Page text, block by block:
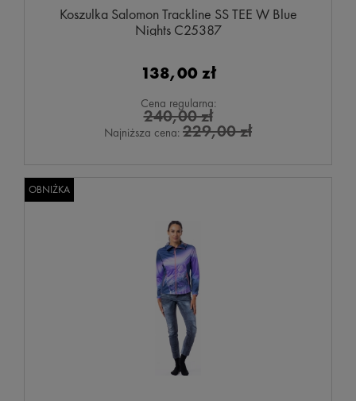
Koszulka Salomon Trackline SS TEE W Blue
Nights C25387
138,00 zł
Cena regularna:
240,00 zł
Najniższa cena: 229,00 zł
OBNIŻKA